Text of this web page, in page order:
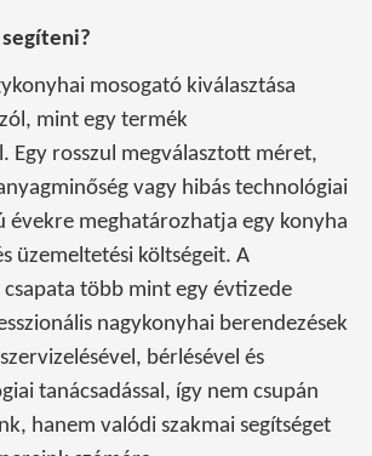
mosogató kiválasztása
mint egy termék
Egy rosszul megválasztott méret,
vagy hibás technológiai
évekre meghatározhatja egy konyha
üzemeltetési költségeit. A
csapata több mint egy évtizede
nagykonyhai berendezések
bérlésével és
tanácsadással, így nem csupán
hanem valódi szakmai segítséget